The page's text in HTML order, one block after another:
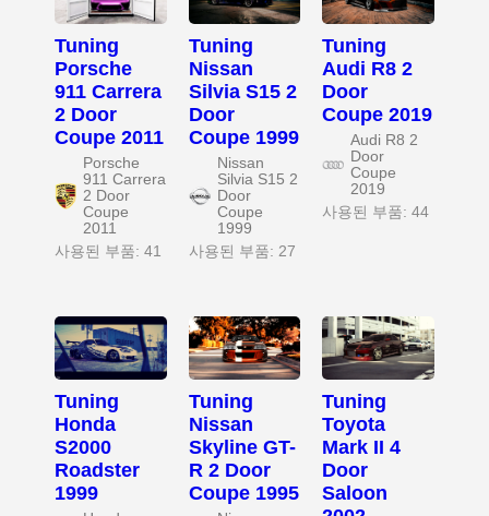
Tuning
Porsche
911 Carrera
2 Door
Coupe 2011
Porsche
911 Carrera
2 Door
Coupe
2011
사용된 부품: 41
Tuning
Nissan
Silvia S15 2
Door
Coupe 1999
Nissan
Silvia S15 2
Door
Coupe
1999
사용된 부품: 27
Tuning
Audi R8 2
Door
Coupe 2019
Audi R8 2
Door
Coupe
2019
사용된 부품: 44
Tuning
Honda
S2000
Roadster
1999
Tuning
Nissan
Skyline GT-
R 2 Door
Coupe 1995
Tuning
Toyota
Mark II 4
Door
Saloon